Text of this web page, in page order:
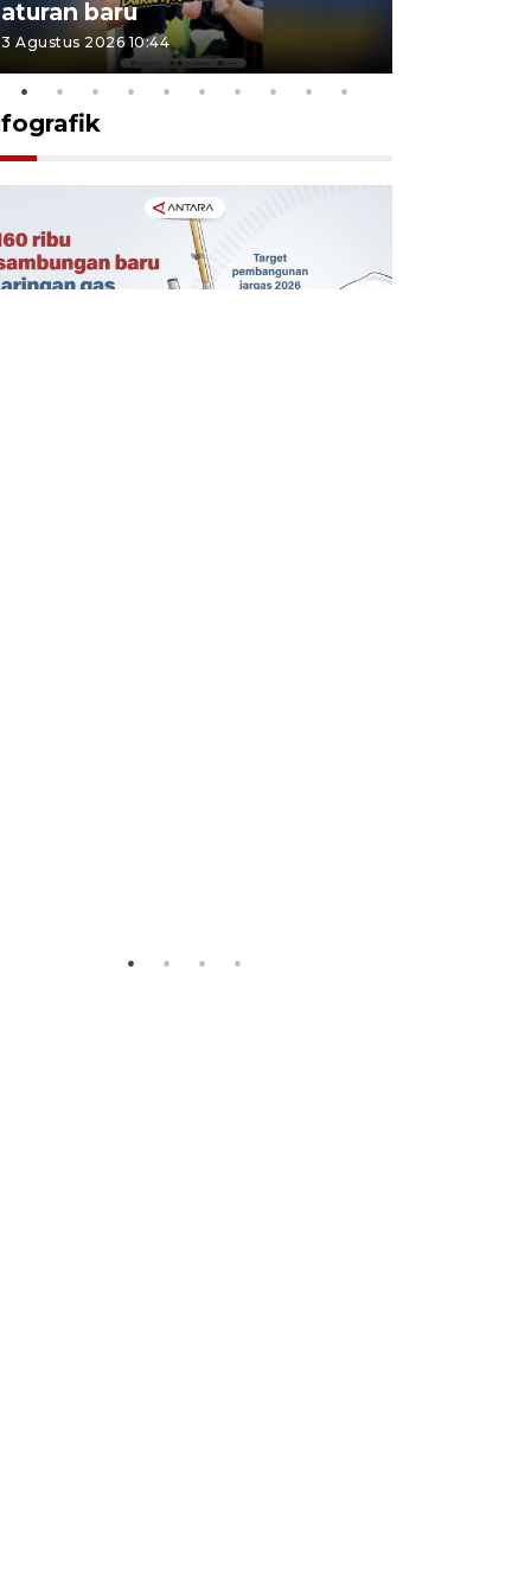
aturan baru
3 Agustus 2026 10:44